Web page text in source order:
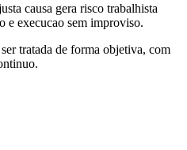
causa gera risco trabalhista
e execucao sem improviso.
tratada de forma objetiva, com